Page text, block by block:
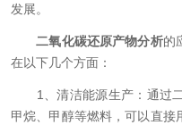
发展。
二氧化碳还原产物分析的
在以下几个方面：
1、清洁能源生产：通过二
甲烷、甲醇等燃料，可以直接